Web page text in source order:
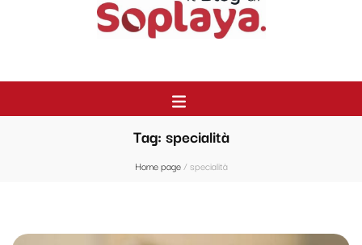
Tag: specialità
Home page/specialità